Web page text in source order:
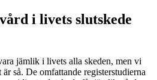
i livets slutskede
jämlik i livets alla skeden, men vi
så. De omfattande registerstudierna